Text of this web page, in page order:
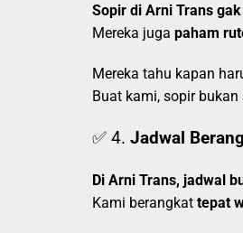
Sopir di Arni Trans
Mereka juga paham
Mereka tahu kapan
Buat kami, sopir
✅ 4. Jadwal
Di Arni Trans, jadwal
Kami berangkat tepat